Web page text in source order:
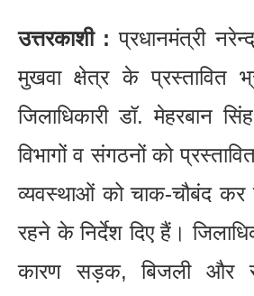
उत्तरकाशी : प्रधानमंत्री
मुखवा क्षेत्र के प्रस्तावित
जिलाधिकारी डॉ. मेहरबान
विभागों व संगठनों को
व्यवस्थाओं को चाक-चौबंद कर
रहने के निर्देश दिए हैं।
कारण सड़क, बिजली और